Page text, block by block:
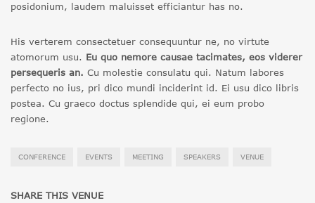
posidonium, laudem maluisset efficiantur has no.
His verterem consectetuer consequuntur ne, no virtute
atomorum usu. Eu quo nemore causae tacimates, eos viderer
persequeris an. Cu molestie consulatu qui. Natum labores
perfecto no ius, pri dico mundi inciderint id. Ei usu dico libris
postea. Cu graeco doctus splendide qui, ei eum probo
regione.
CONFERENCE EVENTS MEETING SPEAKERS VENUE
SHARE THIS VENUE